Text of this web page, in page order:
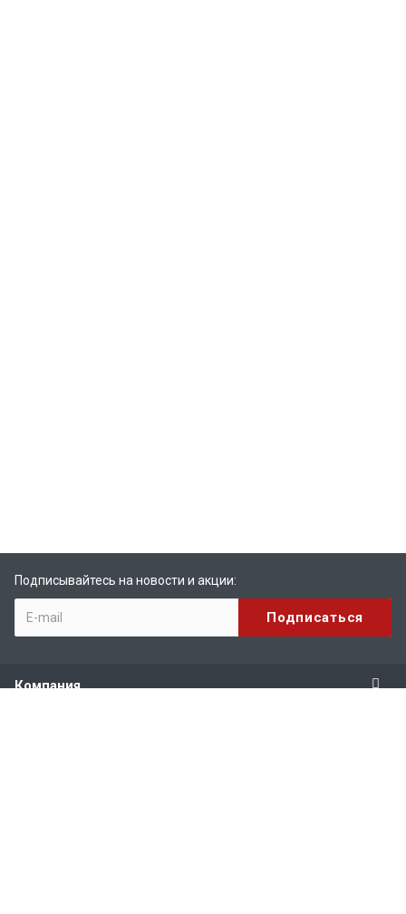
Подписывайтесь на новости и акции:
Компания